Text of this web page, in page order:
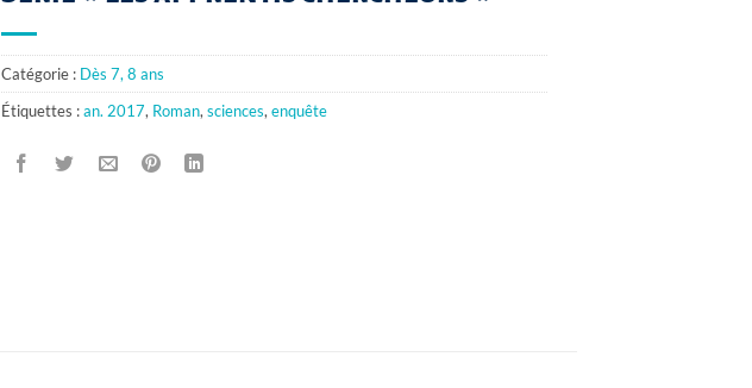
Catégorie : Dès 7, 8 ans
Étiquettes :an. 2017, Roman, sciences, enquête